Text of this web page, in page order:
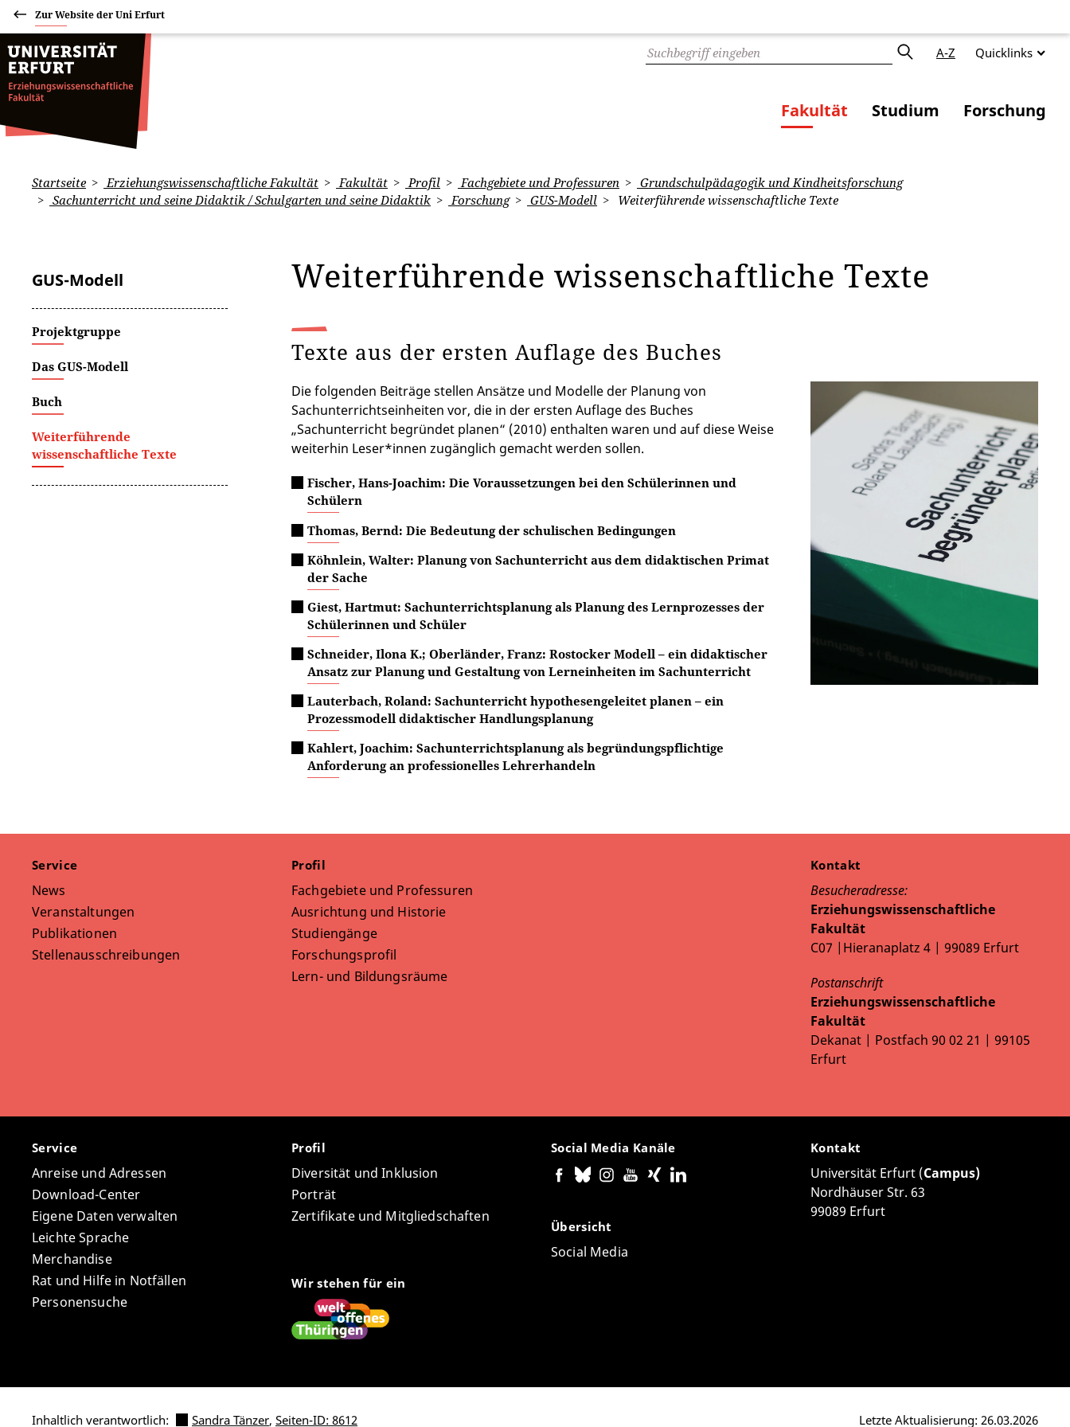
Zur Website der Uni Erfurt
A-Z Quicklinks
Fakultät Studium Forschung
Startseite Erziehungswissenschaftliche Fakultät Fakultät Profil Fachgebiete und Professuren
Grundschulpädagogik und Kindheitsforschung
Sachunterricht und seine Didaktik / Schulgarten und seine Didaktik
Forschung GUS-Modell Weiterführende wissenschaftliche Texte
GUS-Modell
Projektgruppe
Das GUS-Modell
Buch
Weiterführende
wissenschaftliche Texte
Weiterführende wissenschaftliche Texte
Texte aus der ersten Auflage des Buches
Die folgenden Beiträge stellen Ansätze und Modelle der Planung von
Sachunterrichtseinheiten vor, die in der ersten Auflage des Buches
„Sachunterricht begründet planen“ (2010) enthalten waren und auf diese Weise
weiterhin Leser*innen zugänglich gemacht werden sollen.
Fischer, Hans-Joachim: Die Voraussetzungen bei den Schülerinnen und
Schülern
Thomas, Bernd: Die Bedeutung der schulischen Bedingungen
Köhnlein, Walter: Planung von Sachunterricht aus dem didaktischen Primat
der Sache
Giest, Hartmut: Sachunterrichtsplanung als Planung des Lernprozesses der
Schülerinnen und Schüler
Schneider, Ilona K.; Oberländer, Franz: Rostocker Modell – ein didaktischer
Ansatz zur Planung und Gestaltung von Lerneinheiten im Sachunterricht
Lauterbach, Roland: Sachunterricht hypothesengeleitet planen – ein
Prozessmodell didaktischer Handlungsplanung
Kahlert, Joachim: Sachunterrichtsplanung als begründungspflichtige
Anforderung an professionelles Lehrerhandeln
Service
News
Veranstaltungen
Publikationen
Stellenausschreibungen
Profil
Fachgebiete und Professuren
Ausrichtung und Historie
Studiengänge
Forschungsprofil
Lern- und Bildungsräume
Kontakt
Besucheradresse:
Erziehungswissenschaftliche
Fakultät
C07 |Hieranaplatz 4 | 99089 Erfurt
Postanschrift
Erziehungswissenschaftliche
Fakultät
Dekanat | Postfach 90 02 21 | 99105
Erfurt
Service
Anreise und Adressen
Download-Center
Eigene Daten verwalten
Leichte Sprache
Merchandise
Rat und Hilfe in Notfällen
Personensuche
Profil
Diversität und Inklusion
Porträt
Zertifikate und Mitgliedschaften
Wir stehen für ein
Social Media Kanäle
Übersicht
Social Media
Kontakt
Universität Erfurt (Campus)
Nordhäuser Str. 63
99089 Erfurt
Inhaltlich verantwortlich: Sandra Tänzer, Seiten-ID: 8612 Letzte Aktualisierung: 26.03.2026